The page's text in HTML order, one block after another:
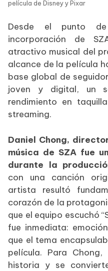
película de Disney y Pixar
Desde el punto
incorporación de
atractivo musical del
alcance de la película
base global de
joven y digital, un
rendimiento en
streaming.
Daniel Chong,
música de SZA fue
durante la
con una canción
artista resultó
corazón de la
que el equipo escuchó
fue inmediata:
que el tema
película. Para
historia y se